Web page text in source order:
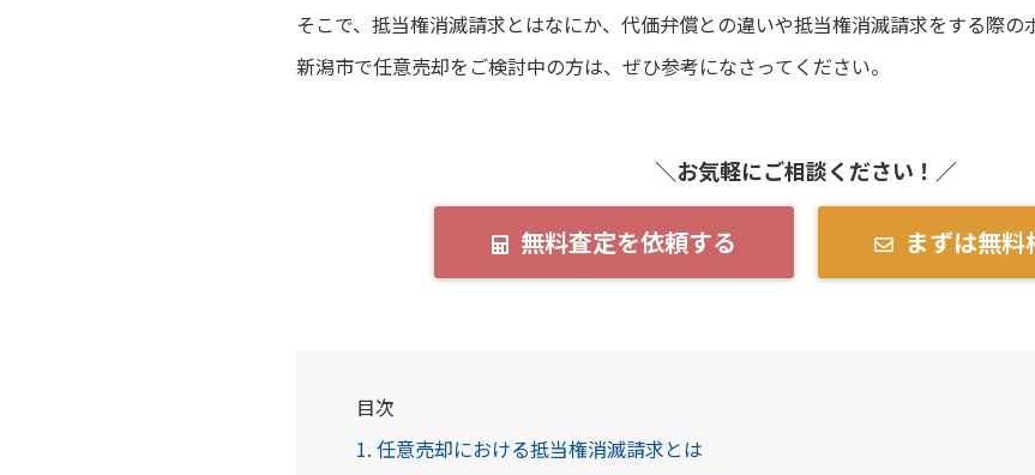
そこで、抵当権消滅請求とはなにか、代価弁償との違いや抵当権消滅請求をする際の
新潟市で任意売却をご検討中の方は、ぜひ参考になさってください。
＼お気軽にご相談ください！／
無料査定を依頼する まずは無料
目次
1. 任意売却における抵当権消滅請求とは